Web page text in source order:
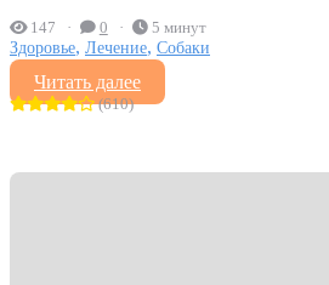
147 0 5 минут
Здоровье, Лечение, Собаки
Читать далее
(610)